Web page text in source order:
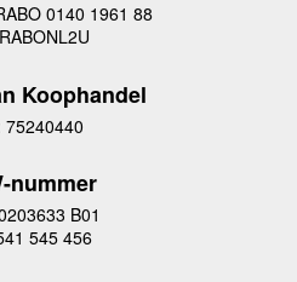
0140 1961 88
Koophandel
75240440
nummer
B01
545 456